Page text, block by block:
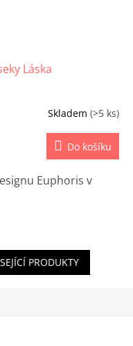
Láska
Skladem (>5 ks)
Do košíku
Euphoris v
PRODUKTY